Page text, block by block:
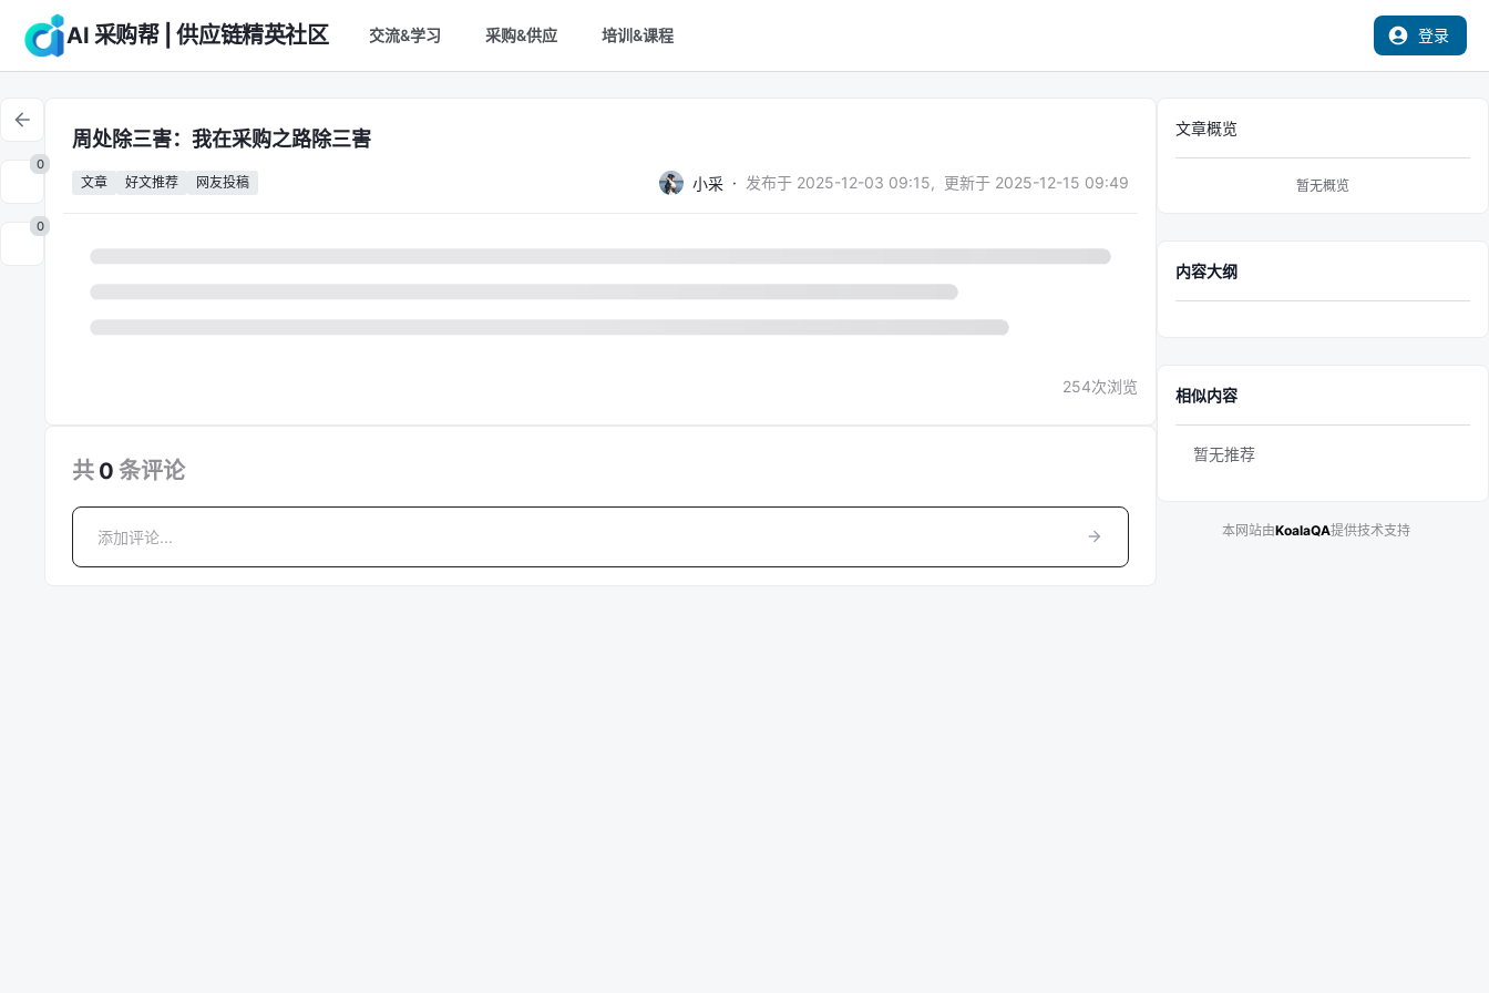
AI 采购帮 | 供应链精英社区 交流&学习 采购&供应 培训&课程 登录
0
0
周处除三害：我在采购之路除三害
文章 好文推荐 网友投稿 小采 · 发布于 2025-12-03 09:15, 更新于 2025-12-15 09:49
254次浏览
共 0 条评论
文章概览
暂无概览
内容大纲
相似内容
暂无推荐
本网站由KoalaQA提供技术支持